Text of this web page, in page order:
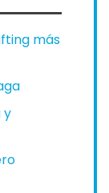
más
y